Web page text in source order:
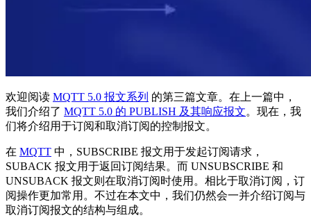
欢迎阅读 MQTT 5.0 报文系列 的第三篇文章。在上一篇中，
我们介绍了 MQTT 5.0 的 PUBLISH 及其响应报文。现在，我
们将介绍用于订阅和取消订阅的控制报文。
在 MQTT 中，SUBSCRIBE 报文用于发起订阅请求，
SUBACK 报文用于返回订阅结果。而 UNSUBSCRIBE 和
UNSUBACK 报文则在取消订阅时使用。相比于取消订阅，订
阅操作更加常用。不过在本文中，我们仍然会一并介绍订阅与
取消订阅报文的结构与组成。